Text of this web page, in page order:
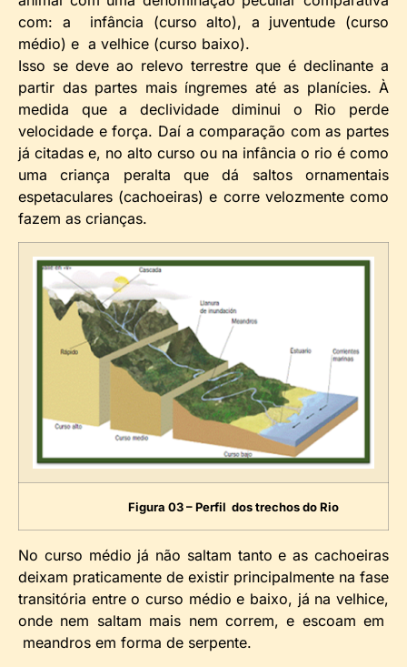
com: a infância (curso alto), a juventude (curso
médio) e a velhice (curso baixo).
Isso se deve ao relevo terrestre que é declinante a
partir das partes mais íngremes até as planícies. À
medida que a declividade diminui o Rio perde
velocidade e força. Daí a comparação com as partes
já citadas e, no alto curso ou na infância o rio é como
uma criança peralta que dá saltos ornamentais
espetaculares (cachoeiras) e corre velozmente como
fazem as crianças.
Figura 03 – Perfil dos trechos do Rio
No curso médio já não saltam tanto e as cachoeiras
deixam praticamente de existir principalmente na fase
transitória entre o curso médio e baixo, já na velhice,
onde nem saltam mais nem correm, e escoam em
meandros em forma de serpente.